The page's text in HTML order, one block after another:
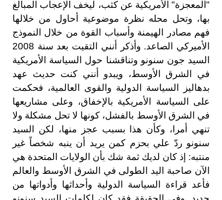
"المعجزة" الأمريكية عن كثب، ليخف الإعجاب المبالغ
بها، وتحل محله نظرة موضوعية أحاول من خلالها
فهم مصادر الهيمنة وأسباب القوة من خلال النموذج
الأميركي الصاعد. وأذكر أنني التقيت بعد سنة 2008
السيد جون سنونو وتناقشنا حول السياسة الأمريكية
في الشرق الأوسط، ويبدو أنني كنت حديث عهد
بدهاليز السياسة الدولية والقوى العالمية، فحكمت
على السياسة الأمريكية بالإخفاق، وعلى مشاريعها
في الشرق الأوسط بالفشل، كونها لا تحل مشكلة ولا
تنهي أمرا، وكأن هذا بسبب عجز منها، لكن السيد
سنونو ردّ علي بحزم كمن يريد أن ينبه شخصاً غير
منتبه: إذ كان لديك ثمة شك بأن الولايات المتحدة هي
الآن صاحبة اليد الطولى في الشرق الأوسط والعالم
فأعد قراءة السياسة الدولية وأحداثها وأدواتها من